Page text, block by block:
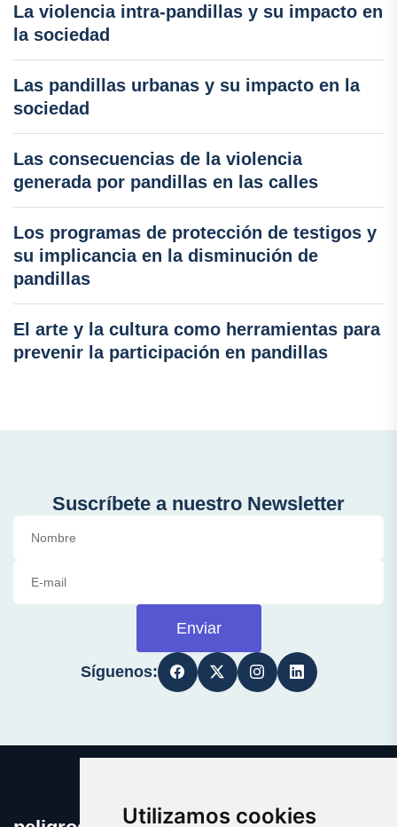
Utilizamos cookies
La violencia intra-pandillas y su impacto en
la sociedad
Las pandillas urbanas y su impacto en la
sociedad
Las consecuencias de la violencia
generada por pandillas en las calles
Los programas de protección de testigos y
su implicancia en la disminución de
pandillas
El arte y la cultura como herramientas para
prevenir la participación en pandillas
Suscríbete a nuestro Newsletter
Enviar
Síguenos: